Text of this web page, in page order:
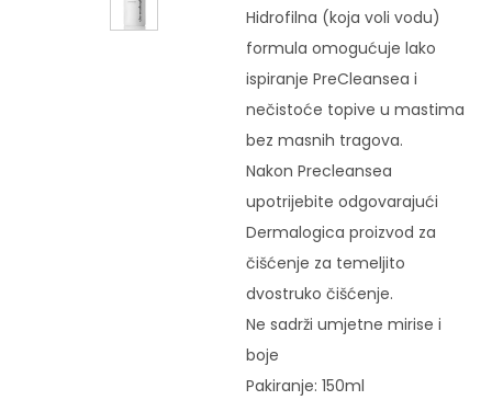
Hidrofilna (koja voli vodu)
formula omogućuje lako
ispiranje PreCleansea i
nečistoće topive u mastima
bez masnih tragova.
Nakon Precleansea
upotrijebite odgovarajući
Dermalogica proizvod za
čišćenje za temeljito
dvostruko čišćenje.
Ne sadrži umjetne mirise i
boje
Pakiranje: 150ml